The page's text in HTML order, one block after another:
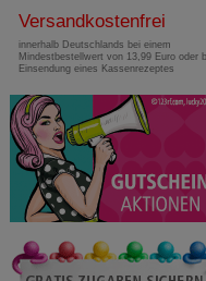
Versandkostenfrei
innerhalb Deutschlands bei einem
Mindestbestellwert von 13,99 Euro oder
Einsendung eines Kassenrezeptes